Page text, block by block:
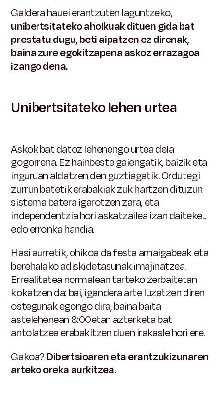
Galdera hauei erantzuten laguntzeko,
unibertsitateko aholkuak dituen gida bat
prestatu dugu, beti aipatzen ez direnak,
baina zure egokitzapena askoz errazagoa
izango dena.
Unibertsitateko lehen urtea
Askok bat datoz lehenengo urtea dela
gogorrena. Ez hainbeste gaiengatik, baizik eta
inguruan aldatzen den guztiagatik. Ordutegi
zurrun batetik erabakiak zuk hartzen dituzun
sistema batera igarotzen zara, eta
independentzia hori askatzailea izan daiteke...
edo erronka handia.
Hasi aurretik, ohikoa da festa amaigabeak eta
berehalako adiskidetasunak imajinatzea.
Errealitatea normalean tarteko zerbaitetan
kokatzen da: bai, igandera arte luzatzen diren
ostegunak egongo dira, baina baita
astelehenean 8:00etan azterketa bat
antolatzea erabakitzen duen irakasle hori ere.
Gakoa?Dibertsioaren eta erantzukizunaren
arteko oreka aurkitzea.